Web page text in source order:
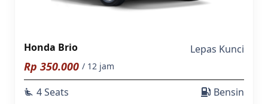
Honda Brio Lepas Kunci
Rp 350.000 / 12 jam
airline_seat_recline_extra 4 Seats
Bensin